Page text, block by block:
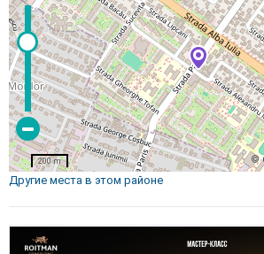
©
200 m
Другие места в этом районе